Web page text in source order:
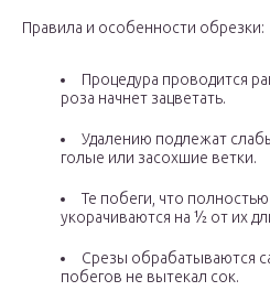
Правила и особенности обрезки:
Процедура проводится
роза начнет зацветать.
Удалению подлежат
голые или засохшие ветки.
Те побеги, что
укорачиваются на ½ от их
Срезы обрабатываются
побегов не вытекал сок.